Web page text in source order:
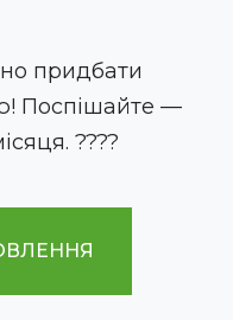
придбати
Поспішайте —
????